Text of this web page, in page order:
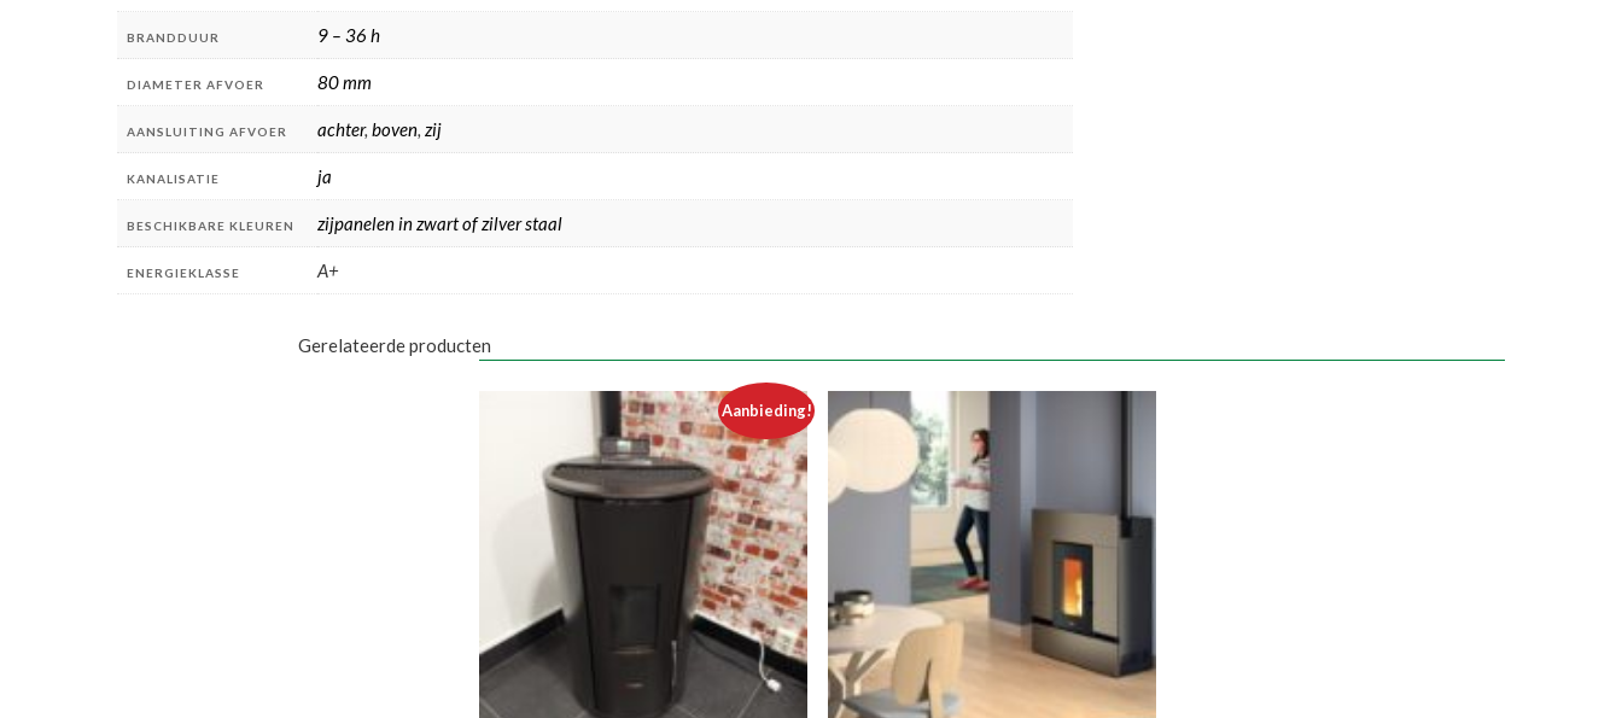
BRANDDUUR 9 – 36 h
DIAMETER AFVOER 80 mm
AANSLUITING AFVOER achter,boven,zij
KANALISATIE ja
BESCHIKBARE KLEUREN zijpanelen in zwart of zilver staal
ENERGIEKLASSE A+
Gerelateerde producten
Aanbieding!